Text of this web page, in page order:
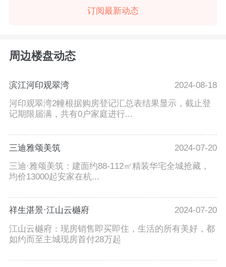
订阅最新动态
周边楼盘动态
滨江河印观翠湾
2024-08-18
河印观翠湾2幢根据购房登记汇总表结果显示，截止登
记期限届满，共有0户家庭进行...
三迪雅颂美筑
2024-07-20
三迪·雅颂美筑：建面约88-112㎡精装华宅全城抢藏，
均价13000起安家在杭...
祥生湛景·江山云樾府
2024-07-20
江山云樾府：现房销售即买即住，生活的所有美好，都
如约而至主城现房首付28万起